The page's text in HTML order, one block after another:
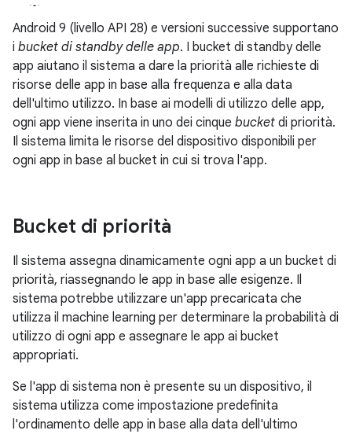
Android 9 (livello API 28) e versioni successive supportano
i bucket di standby delle app. I bucket di standby delle
app aiutano il sistema a dare la priorità alle richieste di
risorse delle app in base alla frequenza e alla data
dell'ultimo utilizzo. In base ai modelli di utilizzo delle app,
ogni app viene inserita in uno dei cinque bucket di priorità.
Il sistema limita le risorse del dispositivo disponibili per
ogni app in base al bucket in cui si trova l'app.
Bucket di priorità
Il sistema assegna dinamicamente ogni app a un bucket di
priorità, riassegnando le app in base alle esigenze. Il
sistema potrebbe utilizzare un'app precaricata che
utilizza il machine learning per determinare la probabilità di
utilizzo di ogni app e assegnare le app ai bucket
appropriati.
Se l'app di sistema non è presente su un dispositivo, il
sistema utilizza come impostazione predefinita
l'ordinamento delle app in base alla data dell'ultimo